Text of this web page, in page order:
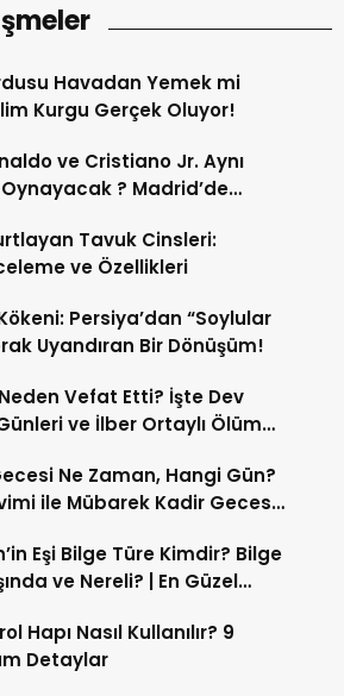
Havadan Yemek mi
Kurgu Gerçek Oluyor!
ve Cristiano Jr. Aynı
Oynayacak ? Madrid’de
Tavuk Cinsleri:
ve Özellikleri
Persiya’dan “Soylular
Uyandıran Bir Dönüşüm!
Vefat Etti? İşte Dev
ve İlber Ortaylı Ölüm
Ne Zaman, Hangi Gün?
ile Mübarek Kadir Gecesi
Eşi Bilge Türe Kimdir? Bilge
ve Nereli? | En Güzel
Hapı Nasıl Kullanılır? 9
Detaylar